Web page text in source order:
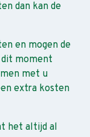
dan kan de
en mogen de
dit moment
met u
extra kosten
het altijd al